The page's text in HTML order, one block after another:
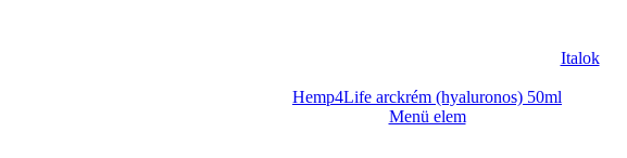
Italok
Hemp4Life arckrém (hyaluronos) 50ml
Menü elem